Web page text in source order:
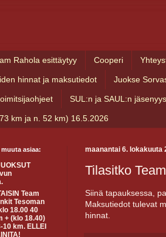
Rahola esittäytyy Cooperi
hinnat ja maksutiedot Juokse
SUL:n ja SAUL:n jäsenyys
km ja n. 52 km) 16.5.2026
maanantai 6. lokakuuta
Tilasitko
Siinä tapauksessa,
Maksutiedot tulevat
hinnat.
asiaa:
Team
Tesoman
18.00 40
+ (klo 18.40)
10 km. ELLEI